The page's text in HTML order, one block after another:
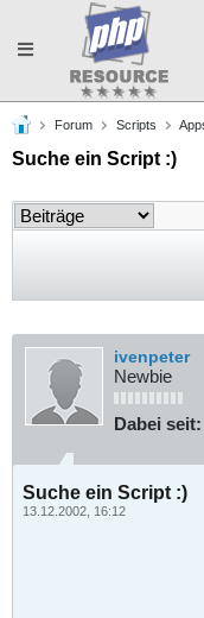
Toggle
navigation
Forum Scripts
Suche ein Script :)
ivenpeter
Newbie
Dabei seit:
Suche ein Script :)
13.12.2002, 16:12